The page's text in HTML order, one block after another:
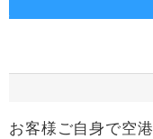
お客様ご自身で空